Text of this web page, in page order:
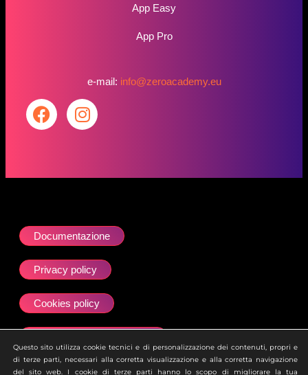
App Easy
App Pro
e-mail: info@zeroacademy.eu
Documentazione
Privacy policy
Cookies policy
Site map
Questo sito utilizza cookie tecnici e di personalizzazione dei contenuti, propri e
di terze parti, necessari alla corretta visualizzazione e alla corretta navigazione
del sito web. I cookie di terze parti hanno lo scopo di migliorare la tua